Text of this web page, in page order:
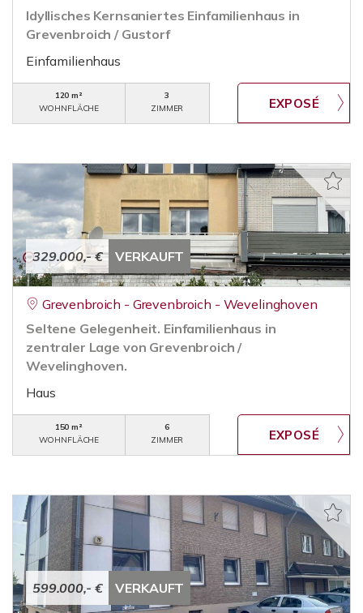
Idyllisches Kernsaniertes Einfamilienhaus in
Grevenbroich / Gustorf
Einfamilienhaus
120 m²
WOHNFLÄCHE
3
ZIMMER
329.000,- € VERKAUFT
Grevenbroich - Grevenbroich - Wevelinghoven
Seltene Gelegenheit. Einfamilienhaus in
zentraler Lage von Grevenbroich /
Wevelinghoven.
Haus
150 m²
WOHNFLÄCHE
6
ZIMMER
599.000,- € VERKAUFT